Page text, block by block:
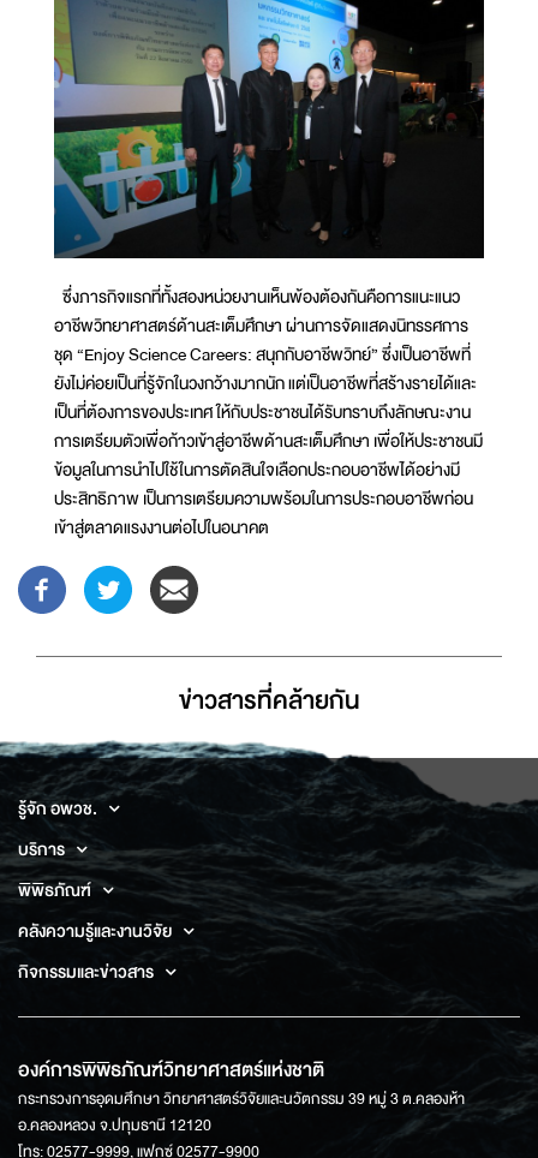
ซึ่งภารกิจแรกที่ทั้งสองหน่วยงานเห็นพ้องต้องกันคือการแนะแนว
อาชีพวิทยาศาสตร์ด้านสะเต็มศึกษา ผ่านการจัดแสดงนิทรรศการ
ชุด “Enjoy Science Careers: สนุกกับอาชีพวิทย์” ซึ่งเป็นอาชีพที่
ยังไม่ค่อยเป็นที่รู้จักในวงกว้างมากนัก แต่เป็นอาชีพที่สร้างรายได้และ
เป็นที่ต้องการของประเทศ ให้กับประชาชนได้รับทราบถึงลักษณะงาน
การเตรียมตัวเพื่อก้าวเข้าสู่อาชีพด้านสะเต็มศึกษา เพื่อให้ประชาชนมี
ข้อมูลในการนำไปใช้ในการตัดสินใจเลือกประกอบอาชีพได้อย่างมี
ประสิทธิภาพ เป็นการเตรียมความพร้อมในการประกอบอาชีพก่อน
เข้าสู่ตลาดแรงงานต่อไปในอนาคต
ข่าวสารที่่คล้ายกัน
รู้จัก อพวช.
บริการ
พิพิธภัณฑ์
คลังความรู้และงานวิจัย
กิจกรรมและข่าวสาร
องค์การพิพิธภัณฑ์วิทยาศาสตร์แห่งชาติ
กระทรวงการอุดมศึกษา วิทยาศาสตร์วิจัยและนวัตกรรม 39 หมู่ 3 ต.คลองห้า
อ.คลองหลวง จ.ปทุมธานี 12120
โทร: 02577-9999, แฟกซ์ 02577-9900